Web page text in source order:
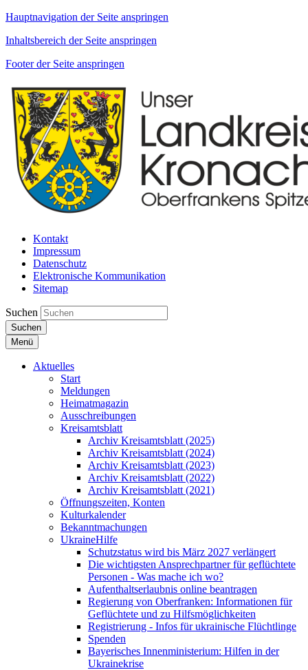
Hauptnavigation der Seite anspringen
Inhaltsbereich der Seite anspringen
Footer der Seite anspringen
Kontakt
Impressum
Datenschutz
Elektronische Kommunikation
Sitemap
Suchen
Suchen
Menü
Aktuelles
Start
Meldungen
Heimatmagazin
Ausschreibungen
Kreisamtsblatt
Archiv Kreisamtsblatt (2025)
Archiv Kreisamtsblatt (2024)
Archiv Kreisamtsblatt (2023)
Archiv Kreisamtsblatt (2022)
Archiv Kreisamtsblatt (2021)
Öffnungszeiten, Konten
Kulturkalender
Bekanntmachungen
UkraineHilfe
Schutzstatus wird bis März 2027 verlängert
Die wichtigsten Ansprechpartner für geflüchtete
Personen - Was mache ich wo?
Aufenthaltserlaubnis online beantragen
Regierung von Oberfranken: Informationen für
Geflüchtete und zu Hilfsmöglichkeiten
Registrierung - Infos für ukrainische Flüchtlinge
Spenden
Bayerisches Innenministerium: Hilfen in der
Ukrainekrise